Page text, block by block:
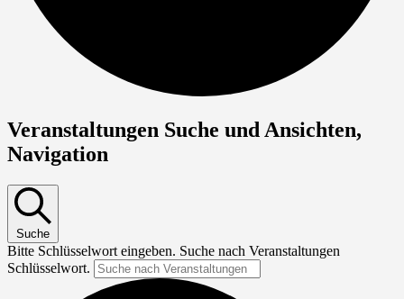
Veranstaltungen Suche und Ansichten,
Navigation
Suche
Bitte Schlüsselwort eingeben. Suche nach Veranstaltungen
Schlüsselwort.